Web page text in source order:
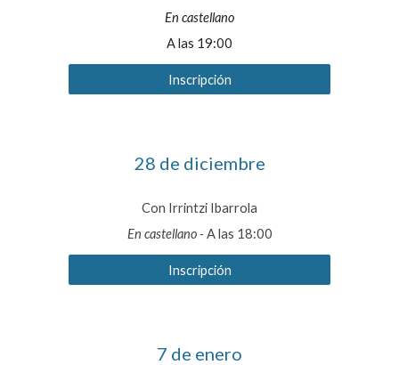
En castellano
A las 19:00
Inscripción
28 de diciembre
Con Irrintzi Ibarrola
En castellano - A las 18:00
Inscripción
7 de enero